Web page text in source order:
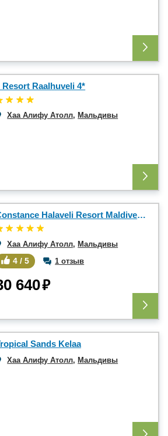
Resort Raalhuveli 4*
Хаа Алифу Атолл, Мальдивы
Constance Halaveli Resort Maldives 5*
Хаа Алифу Атолл, Мальдивы
4 / 5 1 отзыв
640₽
Sands Kelaa
Хаа Алифу Атолл, Мальдивы